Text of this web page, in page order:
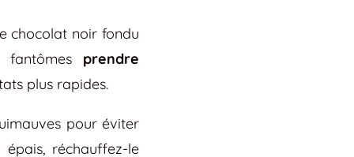
chocolat noir fondu
prendre
plus rapides.
pour éviter
réchauffez-le